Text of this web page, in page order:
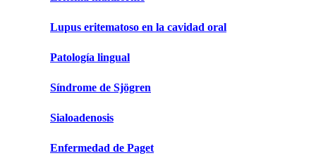
Lupus eritematoso en la cavidad oral
Patología lingual
Síndrome de Sjögren
Sialoadenosis
Enfermedad de Paget